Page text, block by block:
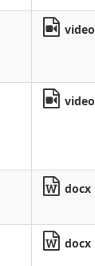
video
video
docx
docx